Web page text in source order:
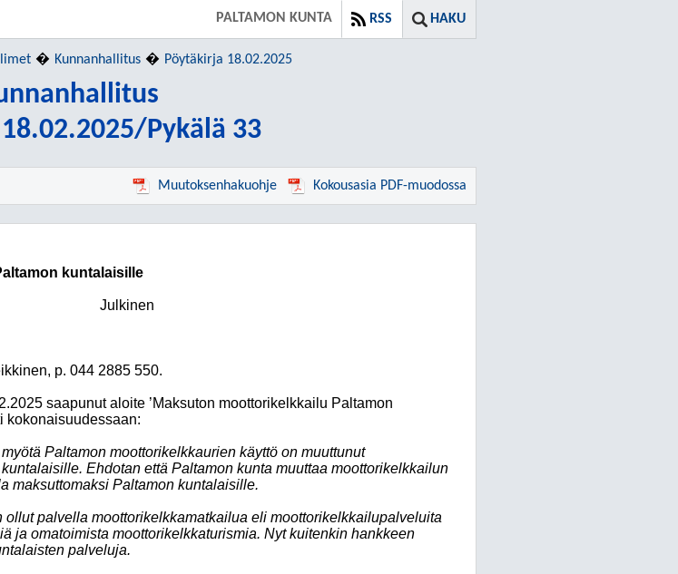
HAKU
RSS
PALTAMON KUNTA
Kunnanhallitus Pöytäkirja 18.02.2025
Pykälä 33
Muutoksenhakuohje Kokousasia PDF-muodossa
kuntalaisille
Julkinen
p. 044 2885 550.
saapunut aloite ’Maksuton moottorikelkkailu Paltamon
kokonaisuudessaan:
Paltamon moottorikelkkaurien käyttö on muuttunut
Ehdotan että Paltamon kunta muuttaa moottorikelkkailun
maksuttomaksi Paltamon kuntalaisille.
ollut palvella moottorikelkkamatkailua eli moottorikelkkailupalveluita
ja omatoimista moottorikelkkaturismia. Nyt kuitenkin hankkeen
palveluja.